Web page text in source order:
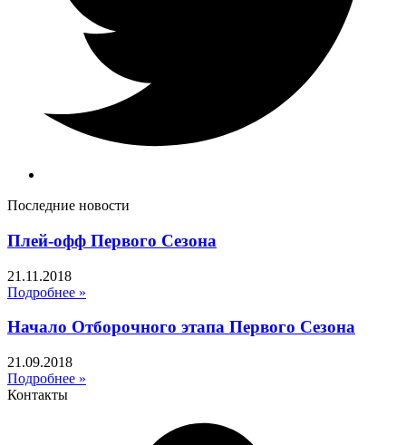
Последние новости
Плей-офф Первого Сезона
21.11.2018
Подробнее »
Начало Отборочного этапа Первого Сезона
21.09.2018
Подробнее »
Контакты